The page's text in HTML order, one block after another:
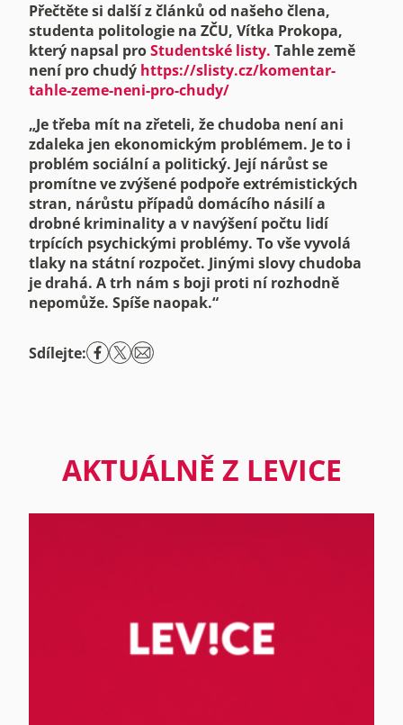
Přečtěte si další z článků od našeho člena,
studenta politologie na ZČU, Vítka Prokopa,
který napsal proStudentské listy. Tahle země
není pro chudý https://slisty.cz/komentar-
tahle-zeme-neni-pro-chudy/
„Je třeba mít na zřeteli, že chudoba není ani
zdaleka jen ekonomickým problémem. Je to i
problém sociální a politický. Její nárůst se
promítne ve zvýšené podpoře extrémistických
stran, nárůstu případů domácího násilí a
drobné kriminality a v navýšení počtu lidí
trpících psychickými problémy. To vše vyvolá
tlaky na státní rozpočet. Jinými slovy chudoba
je drahá. A trh nám s boji proti ní rozhodně
nepomůže. Spíše naopak.“
Sdílejte:
AKTUÁLNĚ Z LEVICE